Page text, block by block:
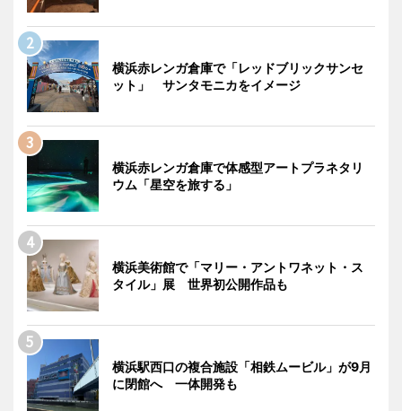
横浜赤レンガ倉庫で「レッドブリックサンセ
ット」 サンタモニカをイメージ
横浜赤レンガ倉庫で体感型アートプラネタリ
ウム「星空を旅する」
横浜美術館で「マリー・アントワネット・ス
タイル」展 世界初公開作品も
横浜駅西口の複合施設「相鉄ムービル」が9月
に閉館へ 一体開発も